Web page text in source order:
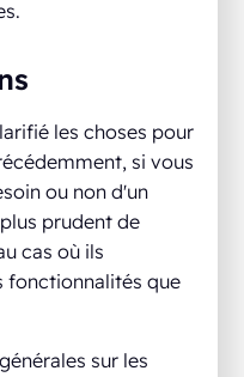
les choses pour
si vous
ou non d'un
prudent de
cas où ils
fonctionnalités que
sur les